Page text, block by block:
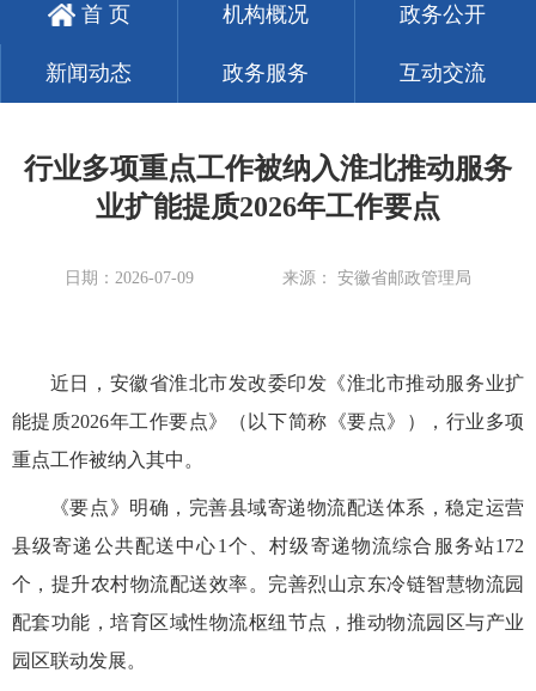
首 页 机构概况 政务公开
新闻动态 政务服务 互动交流
行业多项重点工作被纳入淮北推动服务
业扩能提质2026年工作要点
日期：2026-07-09 来源： 安徽省邮政管理局
近日，安徽省淮北市发改委印发《淮北市推动服务业扩
能提质2026年工作要点》（以下简称《要点》），行业多项
重点工作被纳入其中。
《要点》明确，完善县域寄递物流配送体系，稳定运营
县级寄递公共配送中心1个、村级寄递物流综合服务站172
个，提升农村物流配送效率。完善烈山京东冷链智慧物流园
配套功能，培育区域性物流枢纽节点，推动物流园区与产业
园区联动发展。